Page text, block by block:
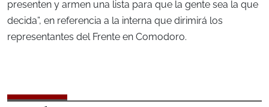
presenten y armen una lista para que la gente sea la que
decida”, en referencia a la interna que dirimirá los
representantes del Frente en Comodoro.